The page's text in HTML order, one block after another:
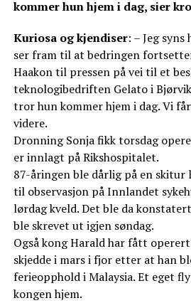
kommer hun hjem i dag, sier
Kuriosa og kjendiser: – Jeg syns
ser fram til at bedringen
Haakon til pressen på vei til et
teknologibedriften Gelato i
tror hun kommer hjem i dag. Vi
videre.
Dronning Sonja fikk torsdag
er innlagt på Rikshospitalet.
87-åringen ble dårlig på en
til observasjon på Innlandet
lørdag kveld. Det ble da
ble skrevet ut igjen søndag.
Også kong Harald har fått
skjedde i mars i fjor etter at han
ferieopphold i Malaysia. Et eget
kongen hjem.